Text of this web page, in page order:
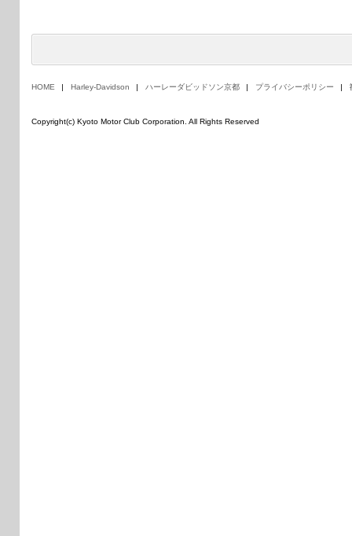
HOME Harley-Davidson ハーレーダビッドソン京都 プライバシーポリシー
Copyright(c) Kyoto Motor Club Corporation. All Rights Reserved